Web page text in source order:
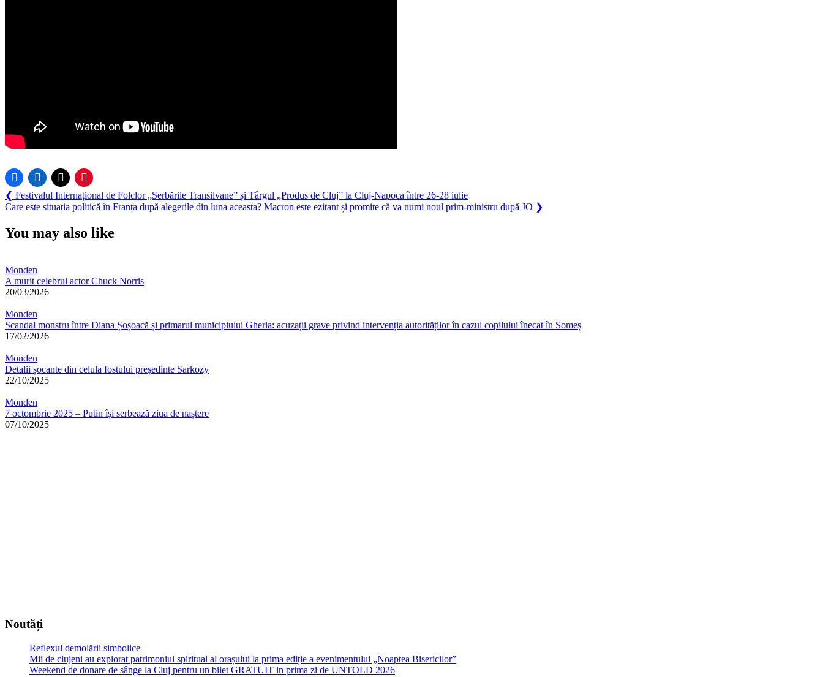
Navigare
în
articole
❮ Previous
Post:
Festivalul Internațional de Folclor „Serbările Transilvane” și Târgul „Produs de Cluj” la Cluj-Napoca între 26-28 iulie
Next
Care este situația politică în Franța după alegerile din luna aceasta? Macron este ezitant și promite că va numi noul prim-ministru după JO ❯
You may also like
Monden
A murit celebrul actor Chuck Norris
20/03/2026
Monden
Scandal monstru între Diana Șoșoacă și primarul municipiului Gherla: acuzații grave privind intervenția autorităților în cazul copilului înecat în Someș
17/02/2026
Monden
Detalii șocante din celula fostului președinte Sarkozy
22/10/2025
Monden
7 octombrie 2025 – Putin își serbează ziua de naștere
07/10/2025
Noutăți
Reflexul demolării simbolice
Mii de clujeni au explorat patrimoniul spiritual al orașului la prima ediție a evenimentului „Noaptea Bisericilor”
Weekend de donare de sânge la Cluj pentru un bilet GRATUIT in prima zi de UNTOLD 2026